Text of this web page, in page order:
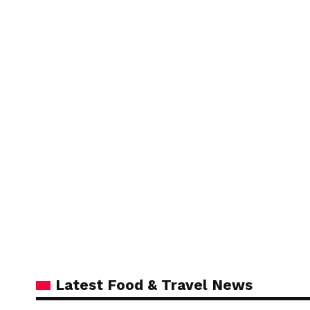
Latest Food & Travel News